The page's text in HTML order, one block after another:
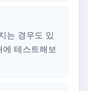
는 경우도 있
테스트해보